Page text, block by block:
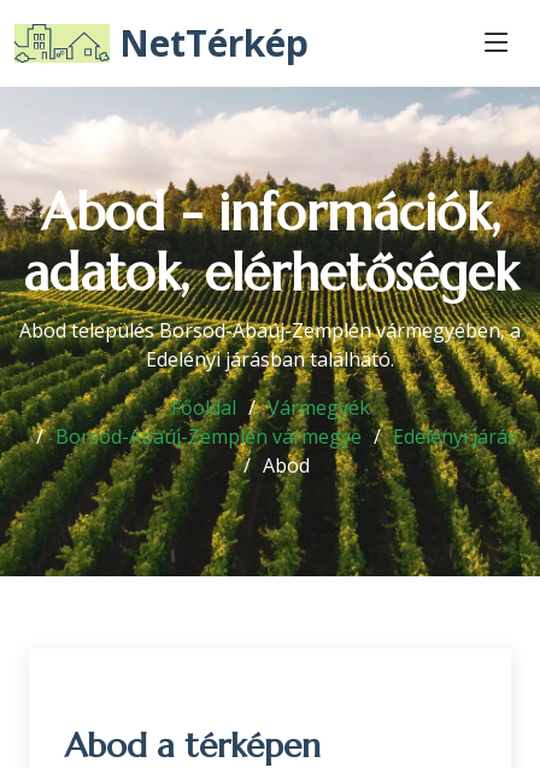
NetTérkép
Abod - információk,
adatok, elérhetőségek
Abod település Borsod-Abaúj-Zemplén vármegyében, a
Edelényi járásban található.
Főoldal
Vármegyék
Borsod-Abaúj-Zemplén vármegye
Edelényi járás
Abod
Abod a térképen